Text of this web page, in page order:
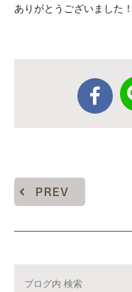
ありがとうございました！
PREV